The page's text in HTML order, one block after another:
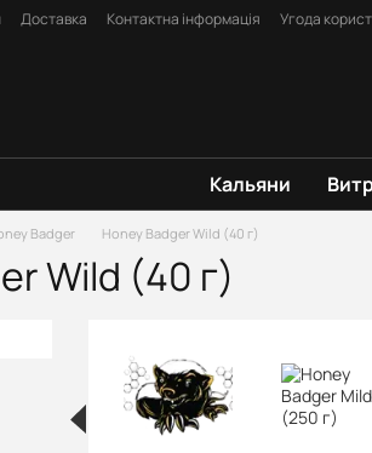
Доставка Контактна інформація Угода
Кальяни
Badger Honey Badger Wild (40 г)
Wild (40 г)